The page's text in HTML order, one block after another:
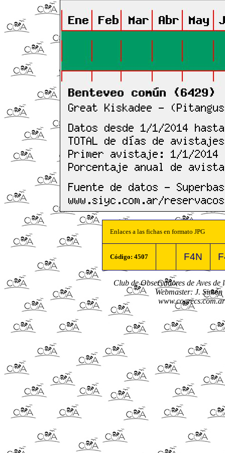
Enlaces a las fichas en formato JPG
Código: 4507 F4N
Club de Observadores de Aves
Webmaster: J.